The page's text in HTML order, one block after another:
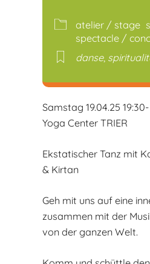
atelier / stage
spectacle /
danse,
Samstag 19.04.25
Yoga Center TRIER
Ekstatischer Tanz mit
& Kirtan
Geh mit uns auf eine
zusammen mit der
von der ganzen Welt.